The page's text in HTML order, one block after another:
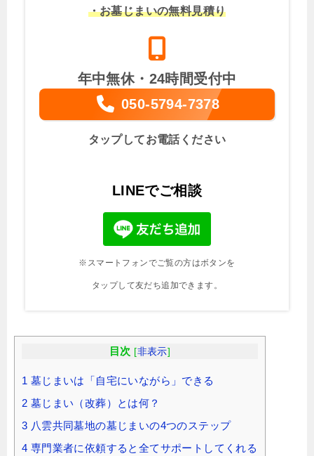
・お墓じまいの無料見積り
年中無休・24時間受付中
050-5794-7378
タップしてお電話ください
LINEでご相談
※スマートフォンでご覧の方はボタンを
タップして友だち追加できます。
目次 [非表示]
1 墓じまいは「自宅にいながら」できる
2 墓じまい（改葬）とは何？
3 八雲共同墓地の墓じまいの4つのステップ
4 専門業者に依頼すると全てサポートしてくれる